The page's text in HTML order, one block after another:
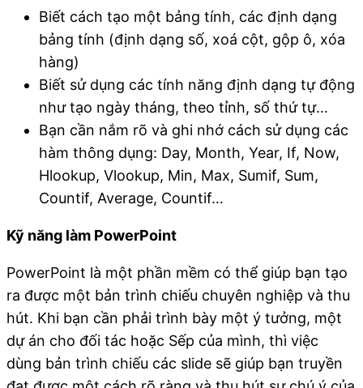
Biết cách tạo một bảng tính, các định dạng
bảng tính (định dạng số, xoá cột, gộp ô, xóa
hàng)
Biết sử dụng các tính năng định dạng tự động
như tạo ngày tháng, theo tỉnh, số thứ tự…
Bạn cần nắm rõ và ghi nhớ cách sử dụng các
hàm thông dụng: Day, Month, Year, If, Now,
Hlookup, Vlookup, Min, Max, Sumif, Sum,
Countif, Average, Countif…
Kỹ năng làm PowerPoint
PowerPoint là một phần mềm có thể giúp bạn tạo
ra được một bản trình chiếu chuyên nghiệp và thu
hút. Khi bạn cần phải trình bày một ý tưởng, một
dự án cho đối tác hoặc Sếp của mình, thì việc
dùng bản trình chiếu các slide sẽ giúp bạn truyền